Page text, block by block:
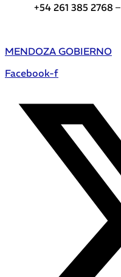
+54 261 385 2768 –
MENDOZA GOBIERNO
Facebook-f